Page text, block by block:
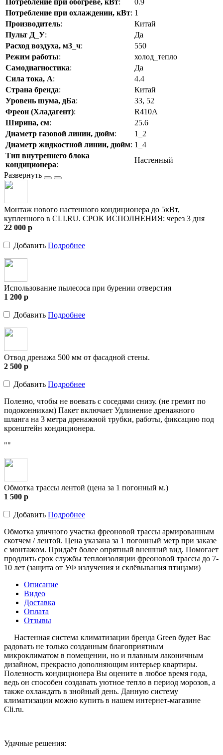
Потребление при охлаждении, кВт: 1
Производитель:
Китай
Пульт Д_У:
Да
Расход воздуха, м3_ч:
550
Режим работы:
холод_тепло
Самодиагностика:
Да
Сила тока, А:
4.4
Страна бренда:
Китай
Уровень шума, дБа:
33, 52
Фреон (Хладагент):
R410A
Ширина, см:
25.6
Диаметр газовой линии, дюйм:
1_2
Диаметр жидкостной линии, дюйм: 1_4
Тип внутреннего блока
кондиционера:
Настенный
Монтаж нового настенного кондиционера до 5кВт,
купленного в CLI.RU. СРОК ИСПОЛНЕНИЯ: через 3 дня
22 000 p
Добавить Подробнее
Использование пылесоса при бурении отверстия
1 200 p
Добавить Подробнее
Отвод дренажа 500 мм от фасадной стены.
2 500 p
Добавить Подробнее
Полезно, чтобы не воевать с соседями снизу. (не гремит по
подоконникам) Пакет включает Удлинение дренажного
шланга на 3 метра дренажной трубки, работы, фиксацию под
кронштейн кондиционера.
""
Обмотка трассы лентой (цена за 1 погонный м.)
1 500 p
Добавить Подробнее
Обмотка уличного участка фреоновой трассы армированным
скотчем / лентой. Цена указана за 1 погонный метр при заказе
с монтажом. Придаёт более опрятный внешний вид. Помогает
продлить срок службы теплоизоляции фреоновой трассы до 7-
10 лет (защита от УФ излучения и склёвывания птицами)
Описание
Видео
Доставка
Оплата
Отзывы
Настенная система климатизации бренда Green будет Вас
радовать не только созданным благоприятным
микроклиматом в помещении, но и плавным лаконичным
дизайном, прекрасно дополняющим интерьер квартиры.
Полезность кондиционера Вы оцените в любое время года,
ведь он способен создавать уютное тепло в период морозов, а
также охлаждать в знойный день. Данную систему
климатизации можно купить в нашем интернет-магазине
Cli.ru.
Удачные решения: